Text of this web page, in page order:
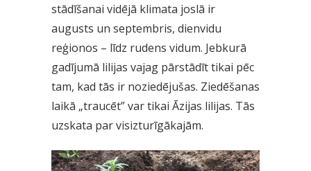
stādīšanai vidējā klimata joslā ir
augusts un septembris, dienvidu
reģionos – līdz rudens vidum. Jebkurā
gadījumā lilijas vajag pārstādīt tikai pēc
tam, kad tās ir noziedējušas. Ziedēšanas
laikā „traucēt” var tikai Āzijas lilijas. Tās
uzskata par visizturīgākajām.